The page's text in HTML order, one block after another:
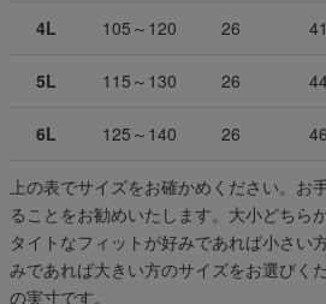
4L 105～120 26 41
5L 115～130 26
6L 125～140 26 46
上の表でサイズをお確かめください。お
ることをお勧めいたします。大小どちら
タイトなフィットが好みであれば小さい
みであれば大きい方のサイズをお選びくだ
の実寸です。